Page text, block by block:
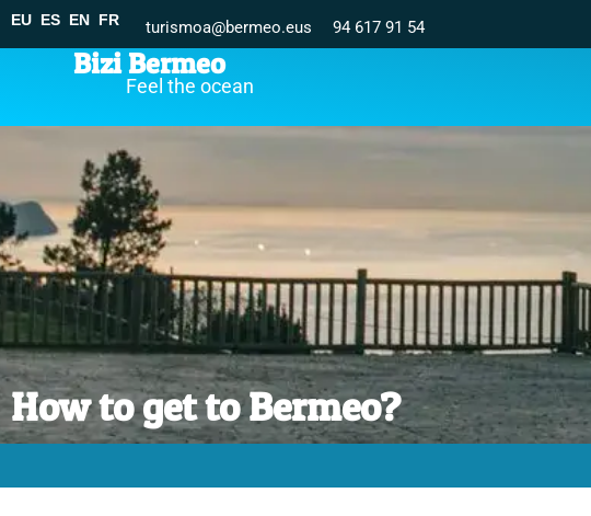
EU ES EN FR turismoa@bermeo.eus 94 617 91 54
Bizi Bermeo
Feel the ocean
How to get to Bermeo?